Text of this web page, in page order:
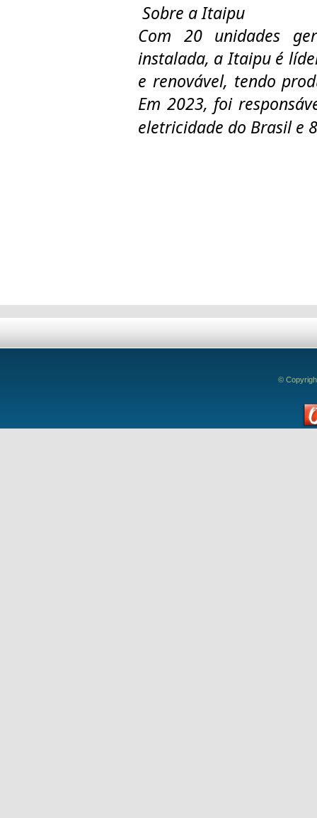
Sobre a Itaipu
Com 20 unidades
instalada, a Itaipu é
e renovável, tendo
Em 2023, foi
eletricidade do Brasil e
©